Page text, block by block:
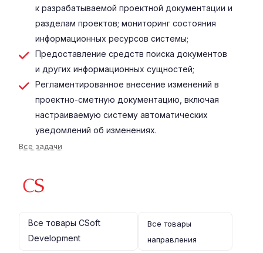
к разрабатываемой проектной документации и
разделам проектов; мониторинг состояния
информационных ресурсов системы;
Предоставление средств поиска документов
и других информационных сущностей;
Регламентированное внесение изменений в
проектно-сметную документацию, включая
настраиваемую систему автоматических
уведомлений об изменениях.
Все задачи
Все товары CSoft
Development
Все товары
направления